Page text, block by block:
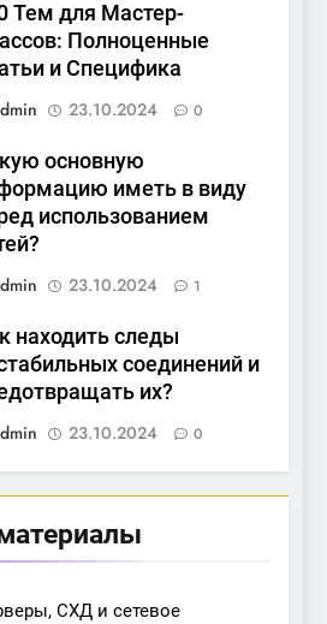
Тем для Мастер-
Полноценные
и Специфика
23.10.2024 0
основную
иметь в виду
использованием
23.10.2024 1
находить следы
соединений и
их?
23.10.2024 0
СХД и сетевое